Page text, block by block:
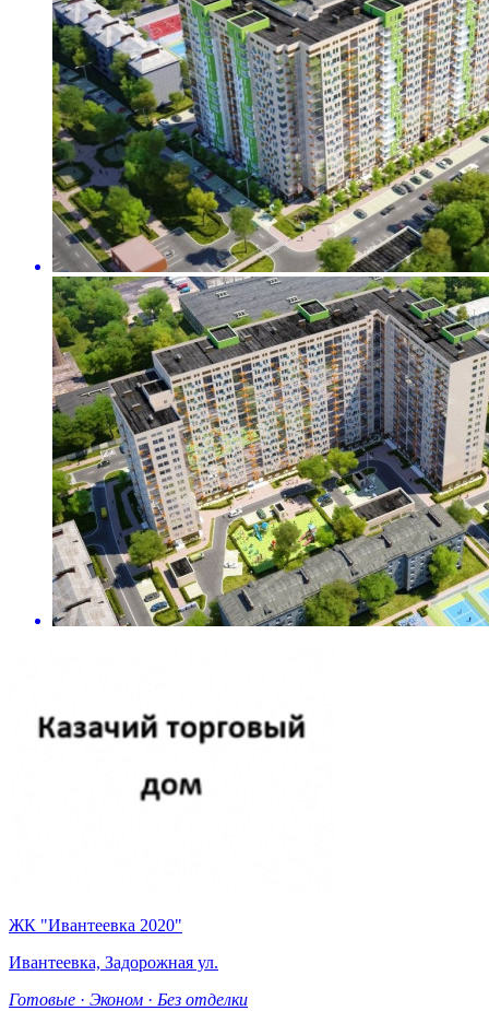
ЖК "Ивантеевка 2020"
Ивантеевка, Задорожная ул.
Готовые · Эконом · Без отделки